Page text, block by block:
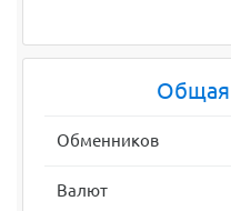
Общая
Обменников
Валют